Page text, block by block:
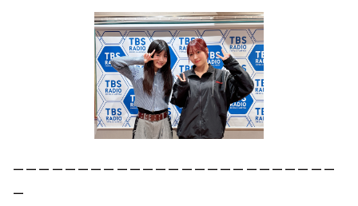
ーーーーーーーーーーーーーーーーーーーーーーーーー
ー